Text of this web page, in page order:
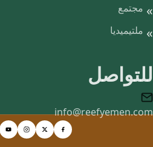
مجتمع
ملتيميديا
للتواصل
info@reefyemen.com